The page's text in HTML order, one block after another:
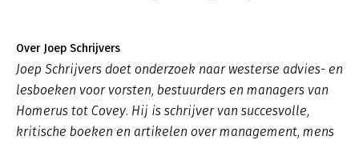
Over Joep Schrijvers
Joep Schrijvers doet onderzoek naar westerse advies- en
lesboeken voor vorsten, bestuurders en managers van
Homerus tot Covey. Hij is schrijver van succesvolle,
kritische boeken en artikelen over management, mens